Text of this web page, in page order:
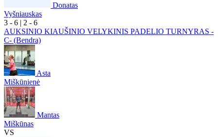
Donatas
Vyšniauskas
3 - 6 | 2 - 6
AUKSINIO KIAUŠINIO VELYKINIS PADELIO TURNYRAS -
C- (Bendra)
Asta
Miškūnienė
Mantas
Miškūnas
VS